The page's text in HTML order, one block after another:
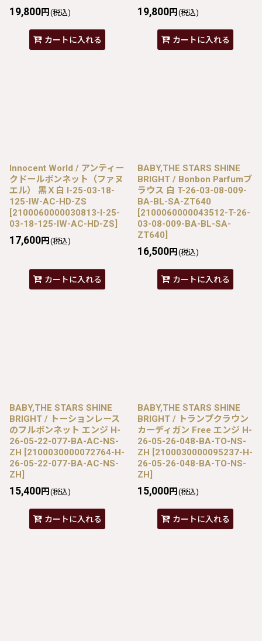
19,800円 (税込)
カートに入れる
19,800円 (税込)
カートに入れる
Innocent World / アンティー
クドールボンネット（ファヌ
エル） 黒Ｘ白 I-25-03-18-
125-IW-AC-HD-ZS
[2100060000030813-I-25-
03-18-125-IW-AC-HD-ZS]
17,600円 (税込)
カートに入れる
BABY,THE STARS SHINE
BRIGHT / Bonbon Parfumブ
ラウス 白 T-26-03-08-009-
BA-BL-SA-ZT640
[2100060000043512-T-26-
03-08-009-BA-BL-SA-
ZT640]
16,500円 (税込)
カートに入れる
BABY,THE STARS SHINE
BRIGHT / トーションレース
のフルボンネット エンジ H-
26-05-22-077-BA-AC-NS-
ZH [2100030000072764-H-
26-05-22-077-BA-AC-NS-
ZH]
15,400円 (税込)
カートに入れる
BABY,THE STARS SHINE
BRIGHT / トランプクラウン
カーディガン Free エンジ H-
26-05-26-048-BA-TO-NS-
ZH [2100030000095237-H-
26-05-26-048-BA-TO-NS-
ZH]
15,000円 (税込)
カートに入れる